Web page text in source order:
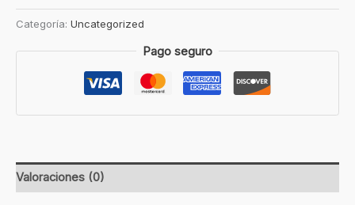
Categoría: Uncategorized
Pago seguro
Valoraciones (0)